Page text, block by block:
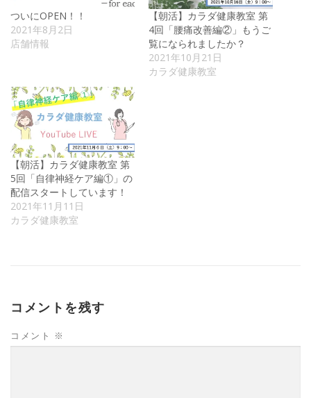
ついにOPEN！！
2021年8月2日
店舗情報
【朝活】カラダ健康教室 第
4回「腰痛改善編②」もうご
覧になられましたか？
2021年10月21日
カラダ健康教室
【朝活】カラダ健康教室 第
5回「自律神経ケア編①」の
配信スタートしています！
2021年11月11日
カラダ健康教室
コメントを残す
コメント ※